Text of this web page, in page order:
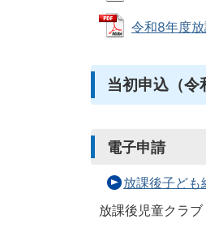
令和8年度
当初申込（令
電子申請
放課後子ども
放課後児童クラ